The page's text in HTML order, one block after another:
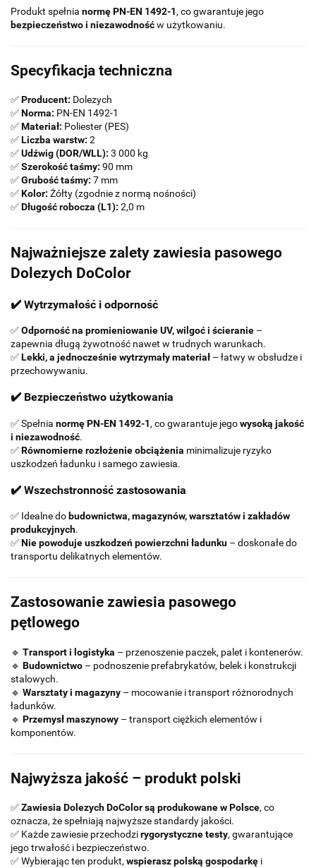
Produkt spełnia normę PN-EN 1492-1, co gwarantuje jego
bezpieczeństwo i niezawodnośćw użytkowaniu.
Specyfikacja techniczna
✅Producent: Dolezych
✅Norma: PN-EN 1492-1
✅Materiał: Poliester (PES)
✅Liczba warstw: 2
✅Udźwig (DOR/WLL): 3 000 kg
✅Szerokość taśmy: 90 mm
✅Grubość taśmy: 7 mm
✅Kolor: Żółty (zgodnie z normą nośności)
✅Długość robocza (L1): 2,0 m
Najważniejsze zalety zawiesia pasowego
Dolezych DoColor
✔️ Wytrzymałość i odporność
✅Odporność na promieniowanie UV, wilgoć i ścieranie –
zapewnia długą żywotność nawet w trudnych warunkach.
✅Lekki, a jednocześnie wytrzymały materiał – łatwy w obsłudze i
przechowywaniu.
✔️ Bezpieczeństwo użytkowania
✅ Spełnia normę PN-EN 1492-1, co gwarantuje jegowysoką jakość
i niezawodność.
✅Równomierne rozłożenie obciążenia minimalizuje ryzyko
uszkodzeń ładunku i samego zawiesia.
✔️ Wszechstronność zastosowania
✅ Idealne do budownictwa, magazynów, warsztatów i zakładów
produkcyjnych.
✅Nie powoduje uszkodzeń powierzchni ładunku – doskonałe do
transportu delikatnych elementów.
Zastosowanie zawiesia pasowego
pętlowego
🔹 Transport i logistyka – przenoszenie paczek, palet i kontenerów.
🔹 Budownictwo – podnoszenie prefabrykatów, belek i konstrukcji
stalowych.
🔹 Warsztaty i magazyny – mocowanie i transport różnorodnych
ładunków.
🔹 Przemysł maszynowy – transport ciężkich elementów i
komponentów.
Najwyższa jakość – produkt polski
✅Zawiesia Dolezych DoColor są produkowane w Polsce, co
oznacza, że spełniają najwyższe standardy jakości.
✅ Każde zawiesie przechodzirygorystyczne testy, gwarantujące
jego trwałość i bezpieczeństwo.
✅ Wybierając ten produkt, wspierasz polską gospodarkę i